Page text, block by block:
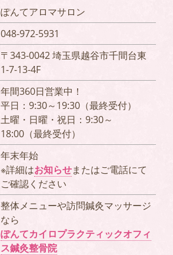
ぽんてアロマサロン
048-972-5931
〒343-0042 埼玉県越谷市千間台東
1-7-13-4F
年間360日営業中！
平日：9:30～19:30（最終受付）
土曜・日曜・祝日：9:30～
18:00（最終受付）
年末年始
※詳細はお知らせまたはご電話にて
ご確認ください
整体メニューや訪問鍼灸マッサージ
なら
ぽんてカイロプラクティックオフィ
ス鍼灸整骨院